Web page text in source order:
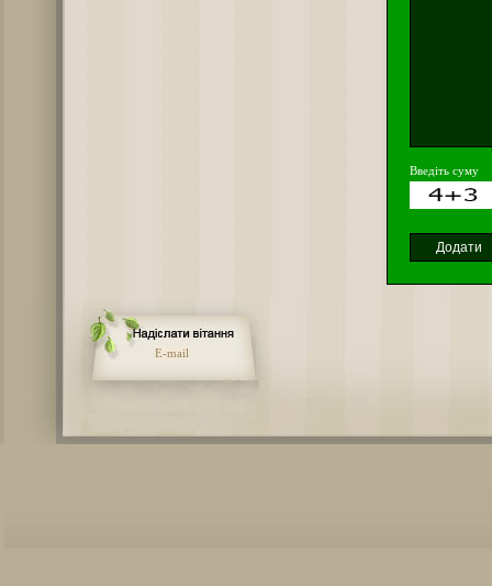
Введіть суму
E-mail